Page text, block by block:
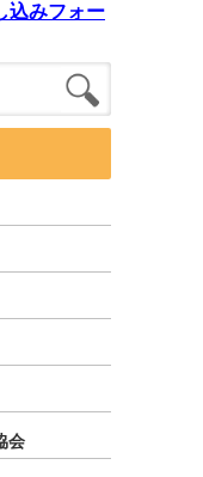
込みフォー
会